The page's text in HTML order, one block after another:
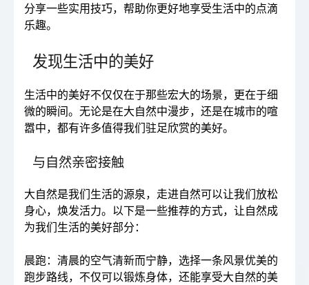
分享一些实用技巧，帮助你更好地享受生活中的点滴
乐趣。
发现生活中的美好
生活中的美好不仅仅在于那些宏大的场景，更在于细
微的瞬间。无论是在大自然中漫步，还是在城市的喧
嚣中，都有许多值得我们驻足欣赏的美好。
与自然亲密接触
大自然是我们生活的源泉，走进自然可以让我们放松
身心，焕发活力。以下是一些推荐的方式，让自然成
为我们生活的美好部分：
晨跑：清晨的空气清新而宁静，选择一条风景优美的
跑步路线，不仅可以锻炼身体，还能享受大自然的美